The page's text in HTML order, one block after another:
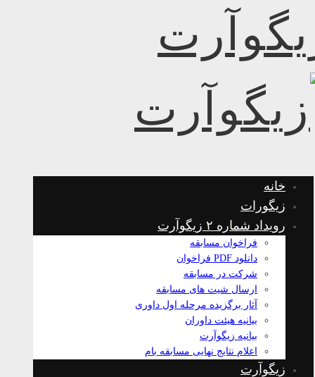
خانه
زیگورات
رویداد شماره ۲ زیگوآرت
فراخوان مسابقه
دانلود PDF فراخوان
شرکت در مسابقه
ارسال شیت های مسابقه
آثار برگزیده مرحله اول داوری
بیانیه هیئت داوران
بیانیه زیگوآرت
اعلام نتایج نهایی مسابقه بام
زیگوآرت